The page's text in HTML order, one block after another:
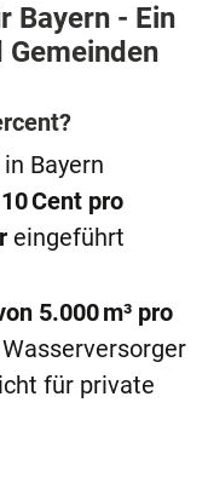
Bayern - Ein
Bayern
Cent pro
eingeführt
5.000 m³ pro
für private